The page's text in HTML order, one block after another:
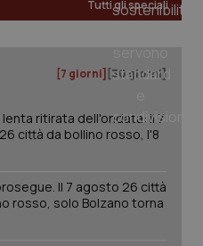
Tutti gli speciali
[7 giorni] [30 giorni]
ritirata dell'ondata: il 7
città da bollino rosso, l'8
Il 7 agosto 26 città
rosso, solo Bolzano torna
2
www.quotidianosanita.it
Google LLC
.quotidianosanita.it